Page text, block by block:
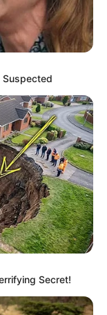
Suspected
Secret!